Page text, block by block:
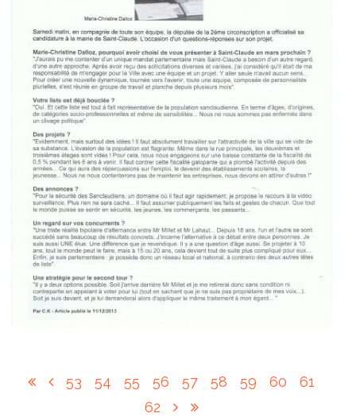
53 54 55 56 57 58 59 60
61
62